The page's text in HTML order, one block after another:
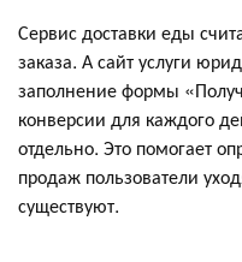
Сервис доставки еды
заказа. А сайт услуги
заполнение формы
конверсии для каждого
отдельно. Это помогает
продаж пользователи
существуют.